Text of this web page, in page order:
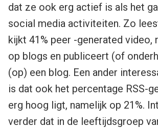
dat ze ook erg actief is als het
social media activiteiten. Zo
kijkt 41% peer -generated video,
op blogs en publiceert (of
(op) een blog. Een ander
is dat ook het percentage RSS-
erg hoog ligt, namelijk op 21%.
verder dat in de leeftijdsgroep